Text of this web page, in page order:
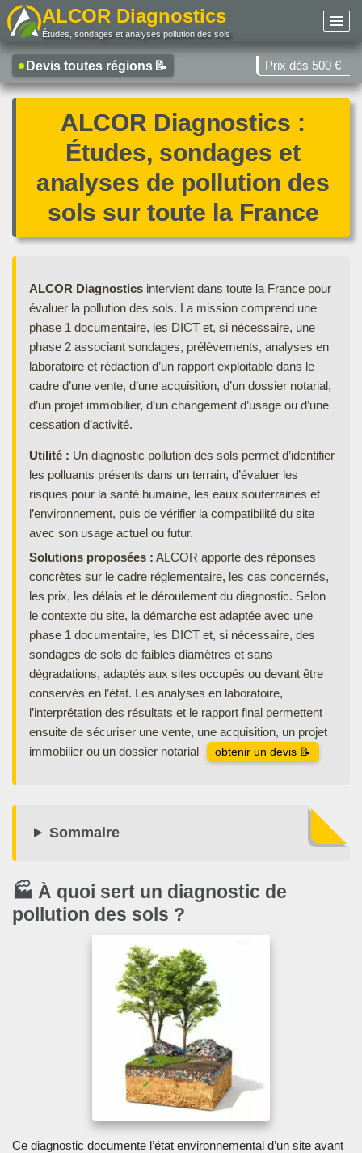
au
contenu
ALCOR Diagnostics
Études, sondages et analyses pollution des sols
Devis toutes régions 📝 Prix dès 500 €
ALCOR Diagnostics :
Études, sondages et
analyses de pollution des
sols sur toute la France
ALCOR Diagnostics intervient dans toute la France pour
évaluer la pollution des sols. La mission comprend une
phase 1 documentaire, les DICT et, si nécessaire, une
phase 2 associant sondages, prélèvements, analyses en
laboratoire et rédaction d’un rapport exploitable dans le
cadre d’une vente, d’une acquisition, d’un dossier notarial,
d’un projet immobilier, d’un changement d’usage ou d’une
cessation d’activité.
Utilité : Un diagnostic pollution des sols permet d’identifier
les polluants présents dans un terrain, d’évaluer les
risques pour la santé humaine, les eaux souterraines et
l’environnement, puis de vérifier la compatibilité du site
avec son usage actuel ou futur.
Solutions proposées : ALCOR apporte des réponses
concrètes sur le cadre réglementaire, les cas concernés,
les prix, les délais et le déroulement du diagnostic. Selon
le contexte du site, la démarche est adaptée avec une
phase 1 documentaire, les DICT et, si nécessaire, des
sondages de sols de faibles diamètres et sans
dégradations, adaptés aux sites occupés ou devant être
conservés en l’état. Les analyses en laboratoire,
l’interprétation des résultats et le rapport final permettent
ensuite de sécuriser une vente, une acquisition, un projet
immobilier ou un dossier notarial
obtenir un devis 📝
Sommaire
🏭 À quoi sert un diagnostic de
pollution des sols ?
Ce diagnostic documente l’état environnemental d’un site avant